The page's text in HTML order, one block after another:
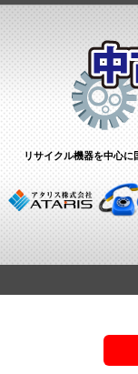
リサイクル機器を中心